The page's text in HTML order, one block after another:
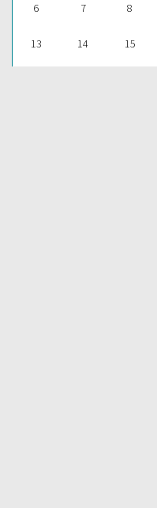
6 7 8
13 14 15